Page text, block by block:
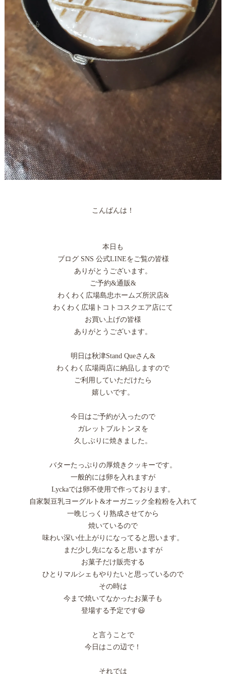
こんばんは！
本日も
ブログ SNS 公式LINEをご覧の皆様
ありがとうございます。
ご予約&通販&
わくわく広場島忠ホームズ所沢店&
わくわく広場トコトコスクエア店にて
お買い上げの皆様
ありがとうございます。
明日は秋津Stand Queさん&
わくわく広場両店に納品しますので
ご利用していただけたら
嬉しいです。
今日はご予約が入ったので
ガレットブルトンヌを
久しぶりに焼きました。
バターたっぷりの厚焼きクッキーです。
一般的には卵を入れますが
Lyckaでは卵不使用で作っております。
自家製豆乳ヨーグルト&オーガニック全粒粉を入れて
一晩じっくり熟成させてから
焼いているので
味わい深い仕上がりになってると思います。
まだ少し先になると思いますが
お菓子だけ販売する
ひとりマルシェもやりたいと思っているので
その時は
今まで焼いてなかったお菓子も
登場する予定です😃
と言うことで
今日はこの辺で！
それでは